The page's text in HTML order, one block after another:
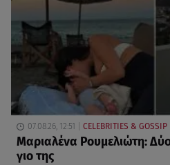
07.08.26, 12:51 CELEBRITIES &
Μαριαλένα Ρουμελιώτη:
γιο της